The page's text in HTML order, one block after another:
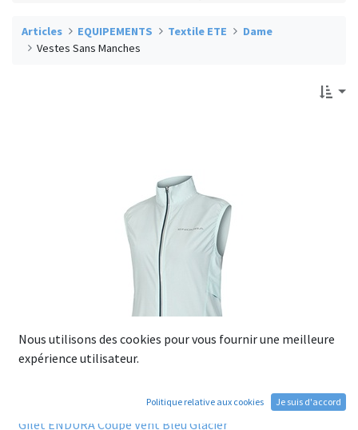
Articles EQUIPEMENTS Textile ETE
Dame
Vestes Sans Manches
Gilet ENDURA Coupe Vent Bleu Glacier
Nous utilisons des cookies pour vous fournir une meilleure
expérience utilisateur.
Politique relative aux cookies Je suis d'accord